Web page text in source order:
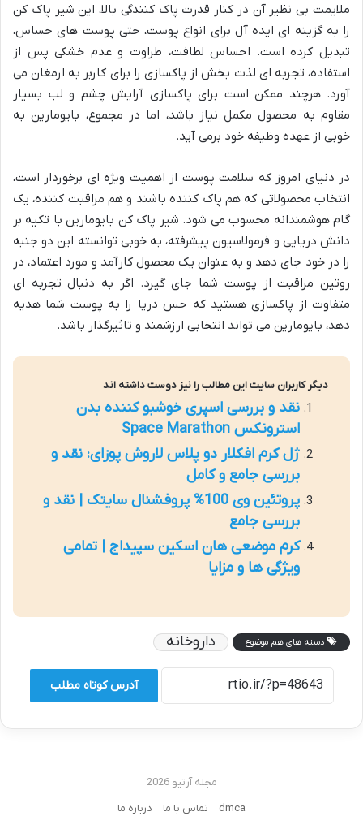
ملایمت بی نظیر آن در کنار قدرت پاک کنندگی بالا، این شیر پاک کن
را به گزینه ای ایده آل برای انواع پوست، حتی پوست های حساس،
تبدیل کرده است. احساس لطافت، طراوت و عدم خشکی پس از
استفاده، تجربه ای لذت بخش از پاکسازی را برای کاربر به ارمغان می
آورد. هرچند ممکن است برای پاکسازی آرایش چشم و لب بسیار
مقاوم به محصول مکمل نیاز باشد، اما در مجموع، بایومارین به
خوبی از عهده وظیفه خود برمی آید.
در دنیای امروز که سلامت پوست از اهمیت ویژه ای برخوردار است،
انتخاب محصولاتی که هم پاک کننده باشند و هم مراقبت کننده، یک
گام هوشمندانه محسوب می شود. شیر پاک کن بایومارین با تکیه بر
دانش دریایی و فرمولاسیون پیشرفته، به خوبی توانسته این دو جنبه
را در خود جای دهد و به عنوان یک محصول کارآمد و مورد اعتماد، در
روتین مراقبت از پوست شما جای گیرد. اگر به دنبال تجربه ای
متفاوت از پاکسازی هستید که حس دریا را به پوست شما هدیه
دهد، بایومارین می تواند انتخابی ارزشمند و تاثیرگذار باشد.
دیگر کاربران سایت این مطالب را نیز دوست داشته اند
نقد و بررسی اسپری خوشبو کننده بدن
استرونکس Space Marathon
ژل کرم افکلار دو پلاس لاروش پوزای: نقد و
بررسی جامع و کامل
پروتئین وی 100% پروفشنال سایتک | نقد و
بررسی جامع
کرم موضعی هان اسکین سپیداج | تمامی
ویژگی ها و مزایا
دسته های هم موضوع داروخانه
آدرس کوتاه مطلب
مجله آرتیو 2026
dmca
تماس با ما درباره ما